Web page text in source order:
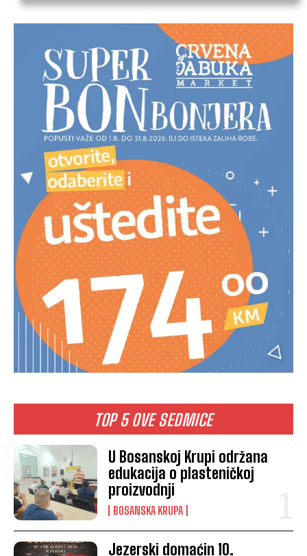
TOP 5 OVE SEDMICE
U Bosanskoj Krupi održana
edukacija o plasteničkoj
proizvodnji
BOSANSKA KRUPA
Jezerski domaćin 10.